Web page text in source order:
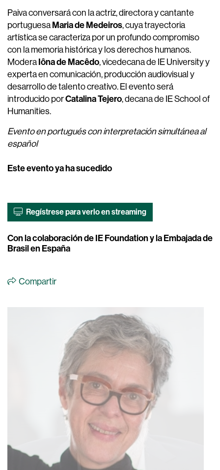
Paiva conversará con la actriz, directora y cantante
portuguesa Maria de Medeiros, cuya trayectoria
artística se caracteriza por un profundo compromiso
con la memoria histórica y los derechos humanos.
Modera Iôna de Macêdo, vicedecana de IE University y
experta en comunicación, producción audiovisual y
desarrollo de talento creativo. El evento será
introducido porCatalina Tejero, decana de IE School of
Humanities.
Evento en portugués con interpretación simultánea al
español
Este evento ya ha sucedido
Regístrese para verlo en streaming
Con la colaboración de IE Foundation y la Embajada de
Brasil en España
Compartir